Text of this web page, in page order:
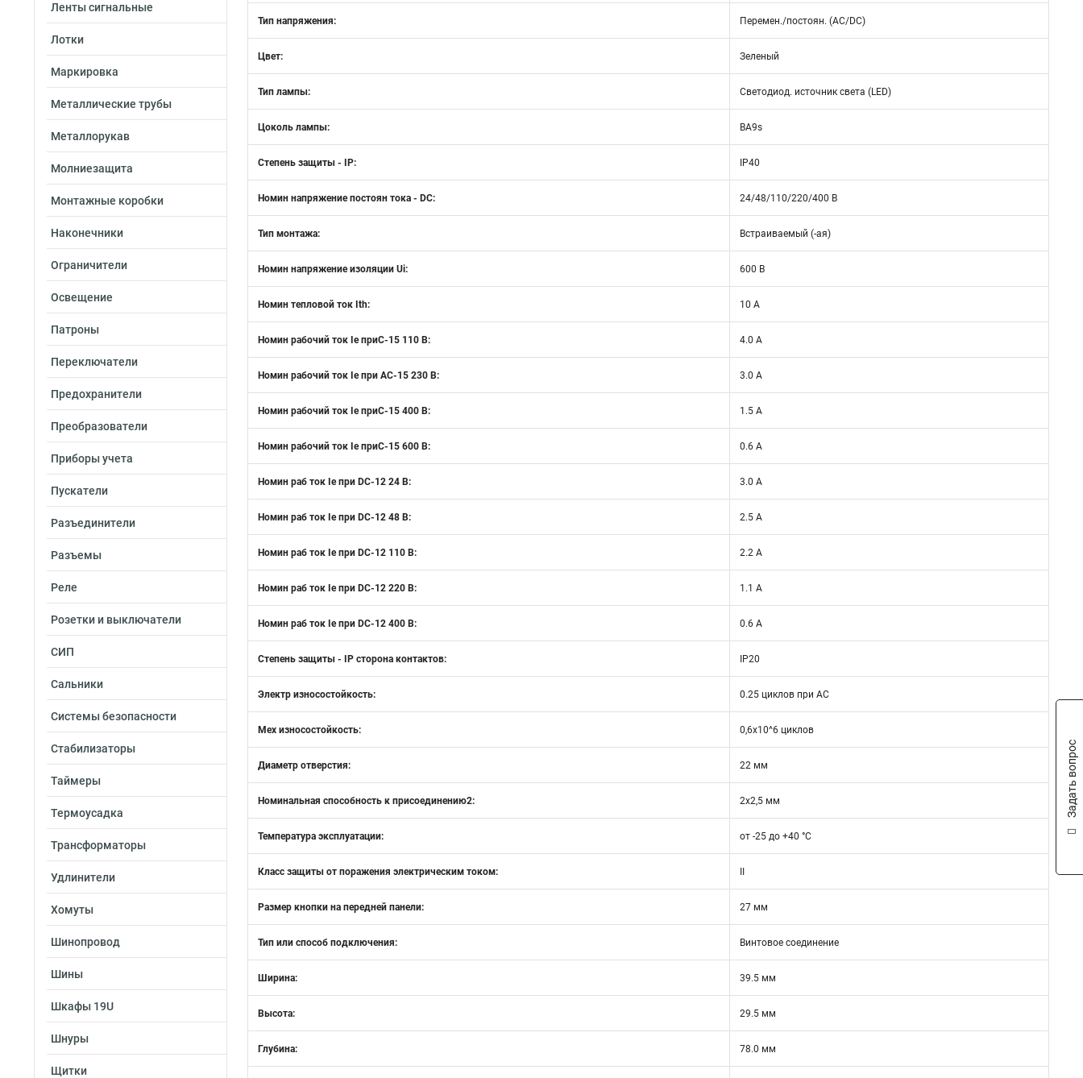
Ленты сигнальные
Лотки
Маркировка
Металлические трубы
Металлорукав
Молниезащита
Монтажные коробки
Наконечники
Ограничители
Освещение
Патроны
Переключатели
Предохранители
Преобразователи
Приборы учета
Пускатели
Разъединители
Разъемы
Реле
Розетки и выключатели
СИП
Сальники
Системы безопасности
Стабилизаторы
Таймеры
Термоусадка
Трансформаторы
Удлинители
Хомуты
Шинопровод
Шины
Шкафы 19U
Шнуры
Щитки
Тип напряжения: Перемен./постоян. (AC/DC)
Цвет: Зеленый
Тип лампы: Светодиод. источник света (LED)
Цоколь лампы: BA9s
Степень защиты - IP: IP40
Номин напряжение постоян тока - DC: 24/48/110/220/400 В
Тип монтажа: Встраиваемый (-ая)
Номин напряжение изоляции Ui: 600 В
Номин тепловой ток Ith: 10 А
Номин рабочий ток Ie приС-15 110 В: 4.0 А
Номин рабочий ток Ie при AC-15 230 В: 3.0 А
Номин рабочий ток Ie приС-15 400 В: 1.5 А
Номин рабочий ток Ie приС-15 600 В: 0.6 А
Номин раб ток Ie при DC-12 24 В: 3.0 А
Номин раб ток Ie при DC-12 48 В: 2.5 А
Номин раб ток Ie при DC-12 110 В: 2.2 А
Номин раб ток Ie при DC-12 220 В: 1.1 А
Номин раб ток Ie при DC-12 400 В: 0.6 А
Степень защиты - IP сторона контактов: IP20
Электр износостойкость: 0.25 циклов при AC
Мех износостойкость: 0,6х10^6 циклов
Диаметр отверстия: 22 мм
Номинальная способность к присоединению2: 2х2,5 мм
Температура эксплуатации: от -25 до +40 °C
Класс защиты от поражения электрическим током:
Размер кнопки на передней панели: 27 мм
Тип или способ подключения: Винтовое соединение
Ширина: 39.5 мм
Высота: 29.5 мм
Глубина: 78.0 мм
Задать вопрос